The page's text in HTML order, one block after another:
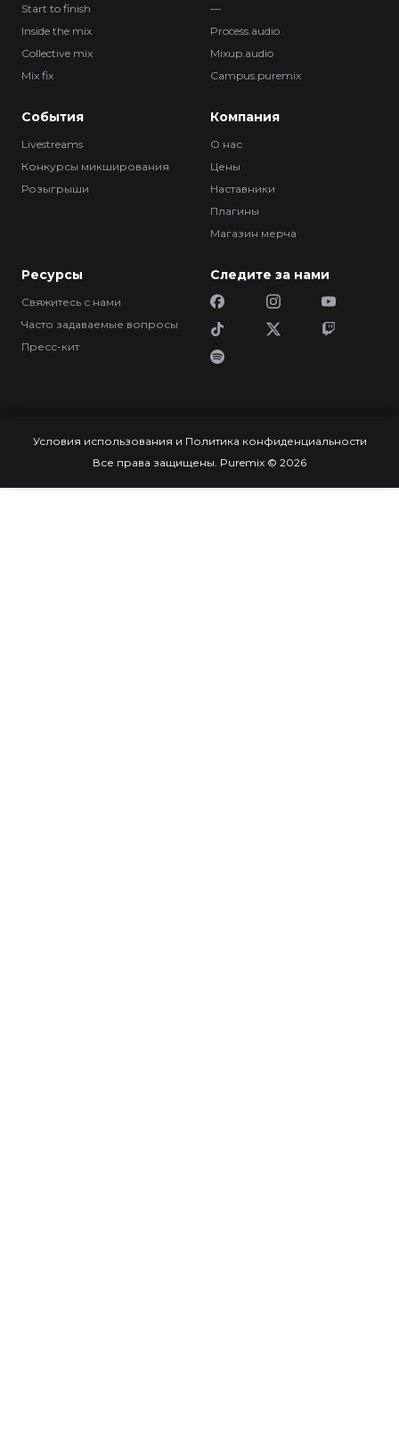
Start to finish
Inside the mix
Collective mix
Mix fix
—
Process.audio
Mixup.audio
Campus.puremix
События
Livestreams
Конкурсы микширования
Розыгрыши
Компания
О нас
Цены
Наставники
Плагины
Магазин мерча
Ресурсы
Свяжитесь с нами
Часто задаваемые вопросы
Пресс-кит
Следите за нами
Условия использования и Политика конфиденциальности
Все права защищены. Puremix © 2026